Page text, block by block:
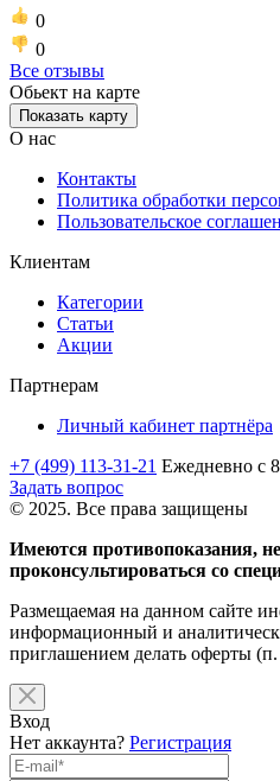
0
0
Все отзывы
Обьект на карте
Показать карту
О нас
Контакты
Политика обработки
Пользовательское
Клиентам
Категории
Статьи
Акции
Партнерам
Личный кабинет партнёра
+7 (499) 113-31-21 Ежедневно с
Задать вопрос
© 2025. Все права защищены
Имеются противопоказания,
проконсультироваться со
Размещаемая на данном сайте
информационный и
приглашением делать оферты
Вход
Нет аккаунта? Регистрация